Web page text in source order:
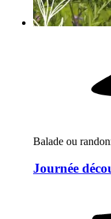
Balade ou
Journée